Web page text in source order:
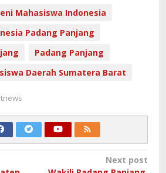
Mahasiswa Indonesia
Padang Panjang
Padang Panjang
Daerah Sumatera Barat
Next post